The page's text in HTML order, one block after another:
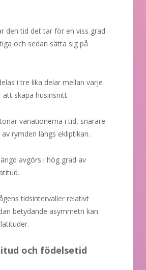
den tid det tar för en viss grad
och sedan sätta sig på
i tre lika delar mellan varje
skapa husinsnitt.
variationerna i tid, snarare
rymden längs ekliptikan.
avgörs i hög grad av
tidsintervaller relativt
betydande asymmetri kan
och födelsetid